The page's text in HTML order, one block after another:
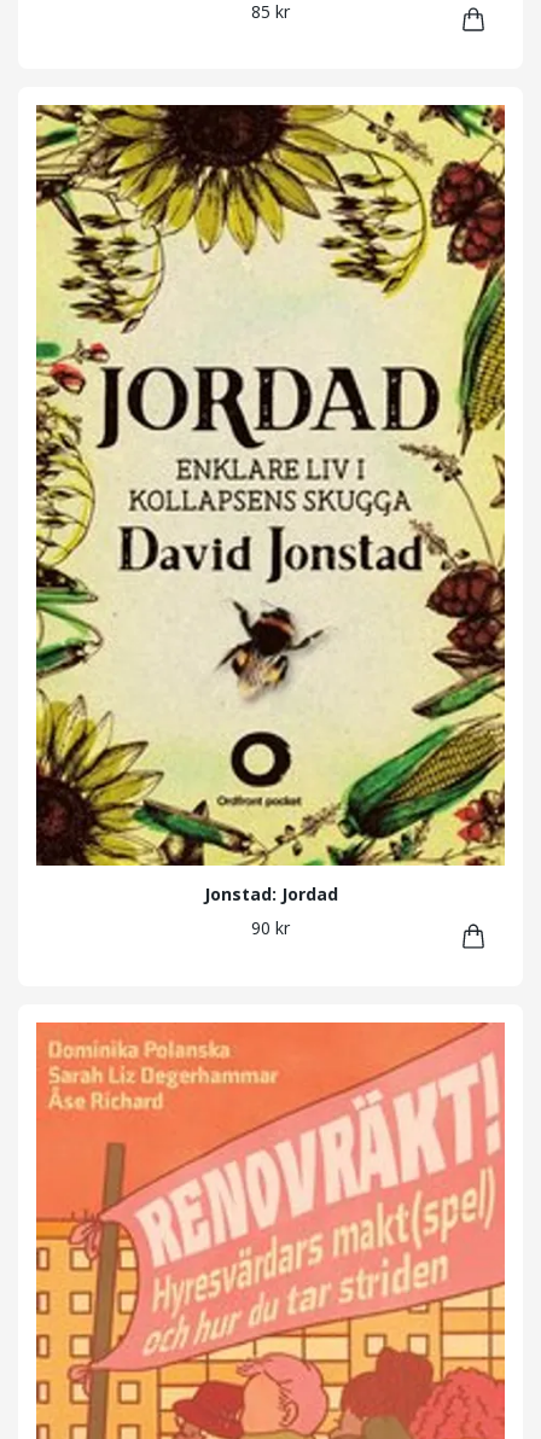
85 kr
Jonstad: Jordad
90 kr